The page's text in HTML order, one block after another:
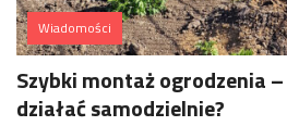
Wiadomości
Szybki montaż ogrodzenia
działać samodzielnie?